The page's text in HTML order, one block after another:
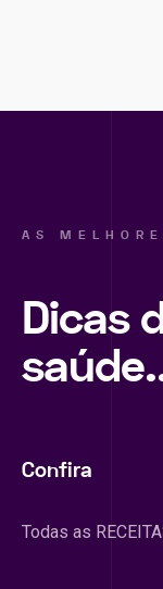
AS
Dicas
Confira
Todas as